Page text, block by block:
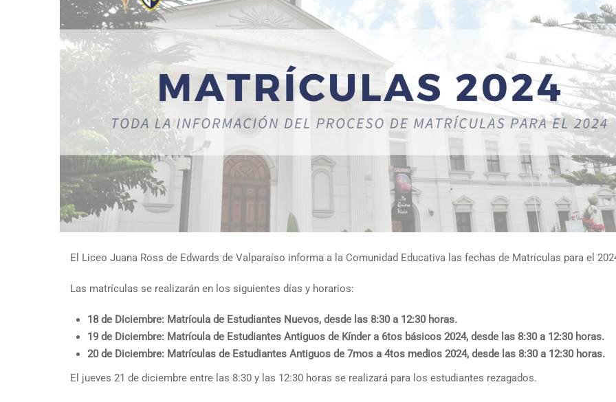
El Liceo Juana Ross de Edwards de Valparaíso informa a la Comunidad Educativa las fechas de Matrículas para el
Las matrículas se realizarán en los siguientes días y horarios:
18 de Diciembre: Matrícula de Estudiantes Nuevos, desde las 8:30 a 12:30 horas.
19 de Diciembre: Matrícula de Estudiantes Antiguos de Kínder a 6tos básicos 2024, desde las 8:30 a 12:30 horas.
20 de Diciembre: Matrículas de Estudiantes Antiguos de 7mos a 4tos medios 2024, desde las 8:30 a 12:30 horas.
El jueves 21 de diciembre entre las 8:30 y las 12:30 horas se realizará para los estudiantes rezagados.